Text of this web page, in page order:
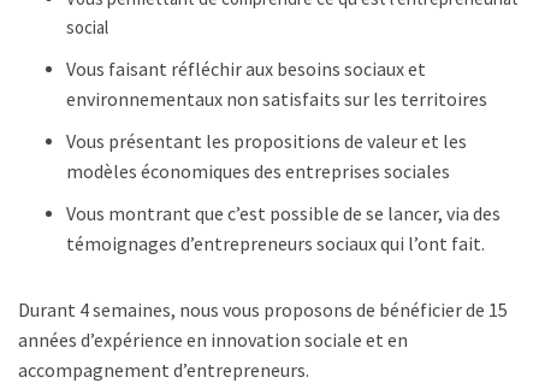
social
Vous faisant réfléchir aux besoins sociaux et
environnementaux non satisfaits sur les territoires
Vous présentant les propositions de valeur et les
modèles économiques des entreprises sociales
Vous montrant que c’est possible de se lancer, via des
témoignages d’entrepreneurs sociaux qui l’ont fait.
Durant 4 semaines, nous vous proposons de bénéficier de 15
années d’expérience en innovation sociale et en
accompagnement d’entrepreneurs.